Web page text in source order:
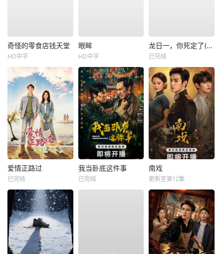
奇怪的零食店钱天堂
HD中字
眼眸
HD中字
龙日一，你死定了(短剧)
已完结
爱情正路过
已完结
我当卧底这件事
已完结
南戏
更新至第12集